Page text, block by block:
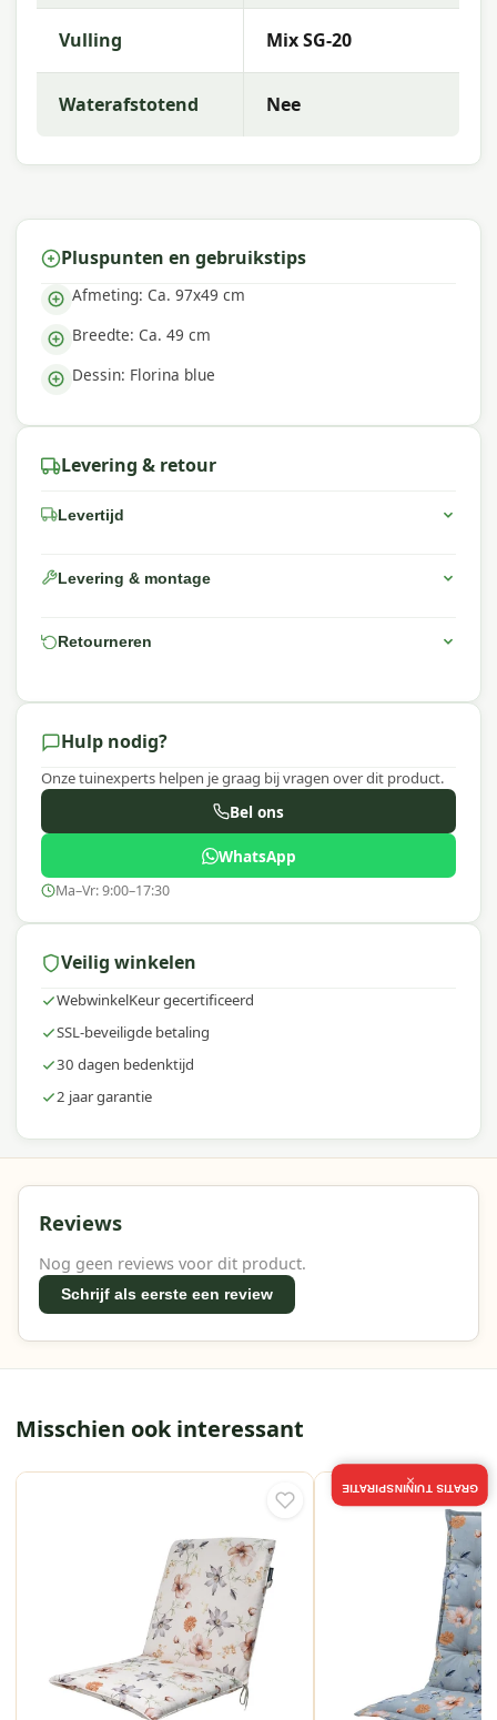
dessins, duurzame materialen en een uitstekende
pasvorm — perfect voor een comfortabele
buitenruimte.
Vulling Mix SG-20
Waterafstotend Nee
Pluspunten en gebruikstips
Afmeting: Ca. 97x49 cm
Breedte: Ca. 49 cm
Dessin: Florina blue
Levering & retour
Levertijd
Levering & montage
Retourneren
Hulp nodig?
Onze tuinexperts helpen je graag bij vragen over dit product.
Bel ons
WhatsApp
Ma–Vr: 9:00–17:30
Veilig winkelen
WebwinkelKeur gecertificeerd
SSL-beveiligde betaling
30 dagen bedenktijd
2 jaar garantie
Reviews
Nog geen reviews voor dit product.
Schrijf als eerste een review
Misschien ook interessant
GRATIS TUININSPIRATIE
×